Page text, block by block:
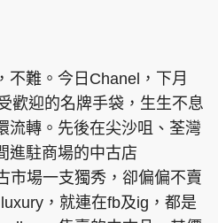
島環球
爸媽 JobMarket
不難。今日Chanel，下月
歡迎的名牌手袋，生生不息
流轉。先後在尖沙咀、荃灣
進駐商場的中古店
市場一支獨秀，卻偏偏不賣
，就連在fb及ig，都是